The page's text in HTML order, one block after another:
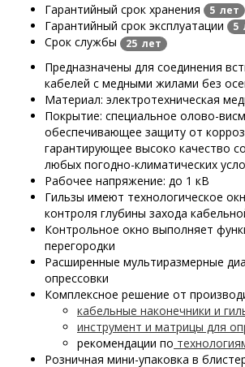
Гарантийный срок хранения 5 лет
Гарантийный срок эксплуатации 5
Срок службы 25 лет
Предназначены для соединения
кабелей с медными жилами без
Материал: электротехническая
Покрытие: специальное олово-
обеспечивающее защиту от
гарантирующее высоко качество
любых погодно-климатических
Рабочее напряжение: до 1 кВ
Гильзы имеют технологическое
контроля глубины захода
Контрольное окно выполняет
перегородки
Расширенные мультиразмерные
опрессовки
Комплексное решение от
кабельные наконечники и
инструмент и матрицы для
рекомендации по
Розничная мини-упаковка в